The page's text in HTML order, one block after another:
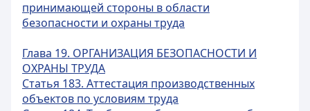
принимающей стороны в области
безопасности и охраны труда
Глава 19. ОРГАНИЗАЦИЯ БЕЗОПАСНОСТИ И
ОХРАНЫ ТРУДА
Статья 183. Аттестация производственных
объектов по условиям труда